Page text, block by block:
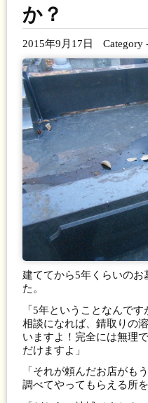
か？
2015年9月17日 Category
建ててから5年くらいのお
た。
「5年ということなんで
相談になれば、錆取りの
いますよ！完全には無理
だけますよ」
「それが頼んだお店がも
調べてやってもらえる所